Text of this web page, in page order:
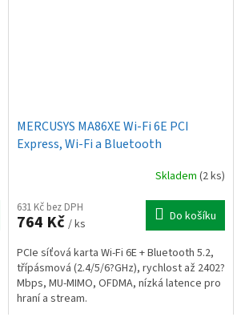
MERCUSYS MA86XE Wi-Fi 6E PCI
Express, Wi-Fi a Bluetooth
Skladem (2 ks)
631 Kč bez DPH
764 Kč / ks Do košíku
PCIe síťová karta Wi-Fi 6E + Bluetooth 5.2,
třípásmová (2.4/5/6?GHz), rychlost až 2402?
Mbps, MU-MIMO, OFDMA, nízká latence pro
hraní a stream.